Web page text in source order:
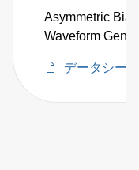
Asymmetric Bias
Waveform
データシート